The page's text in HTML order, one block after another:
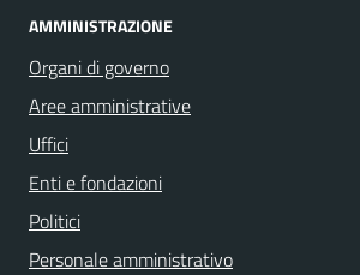
AMMINISTRAZIONE
Organi di governo
Aree amministrative
Uffici
Enti e fondazioni
Politici
Personale amministrativo